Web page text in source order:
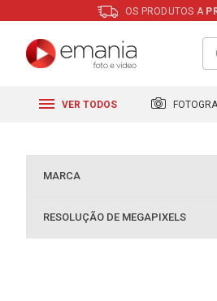
OS PRODUTOS A
VER TODOS
MARCA
RESOLUÇÃO DE MEGAPIXELS